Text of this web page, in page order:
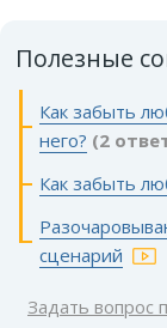
Полезные
Как забыть
него? (2
Как забыть
сценарий
Задать вопрос